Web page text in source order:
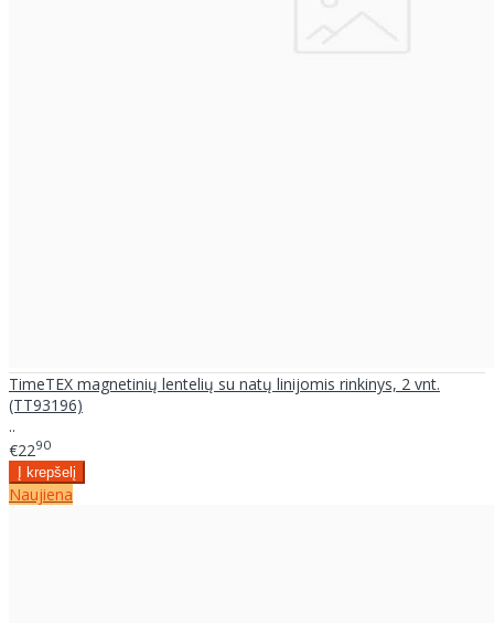
TimeTEX magnetinių lentelių su natų linijomis rinkinys, 2 vnt.
(TT93196)
..
€2290
Naujiena